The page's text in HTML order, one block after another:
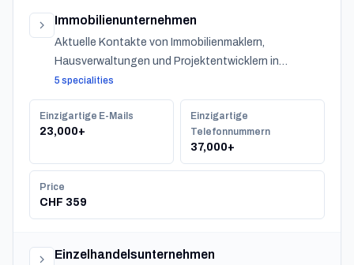
Immobilienunternehmen
Aktuelle Kontakte von Immobilienmaklern,
Hausverwaltungen und Projektentwicklern in
Switzerland.
5 specialities
Einzigartige E-Mails
23,000+
Einzigartige
Telefonnummern
37,000+
Price
CHF 359
Einzelhandelsunternehmen